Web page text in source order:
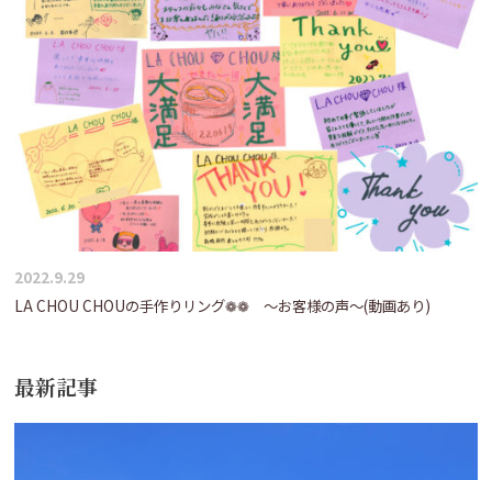
2022.9.29
LA CHOU CHOUの手作りリング❁❁ ～お客様の声～(動画あり)
最新記事